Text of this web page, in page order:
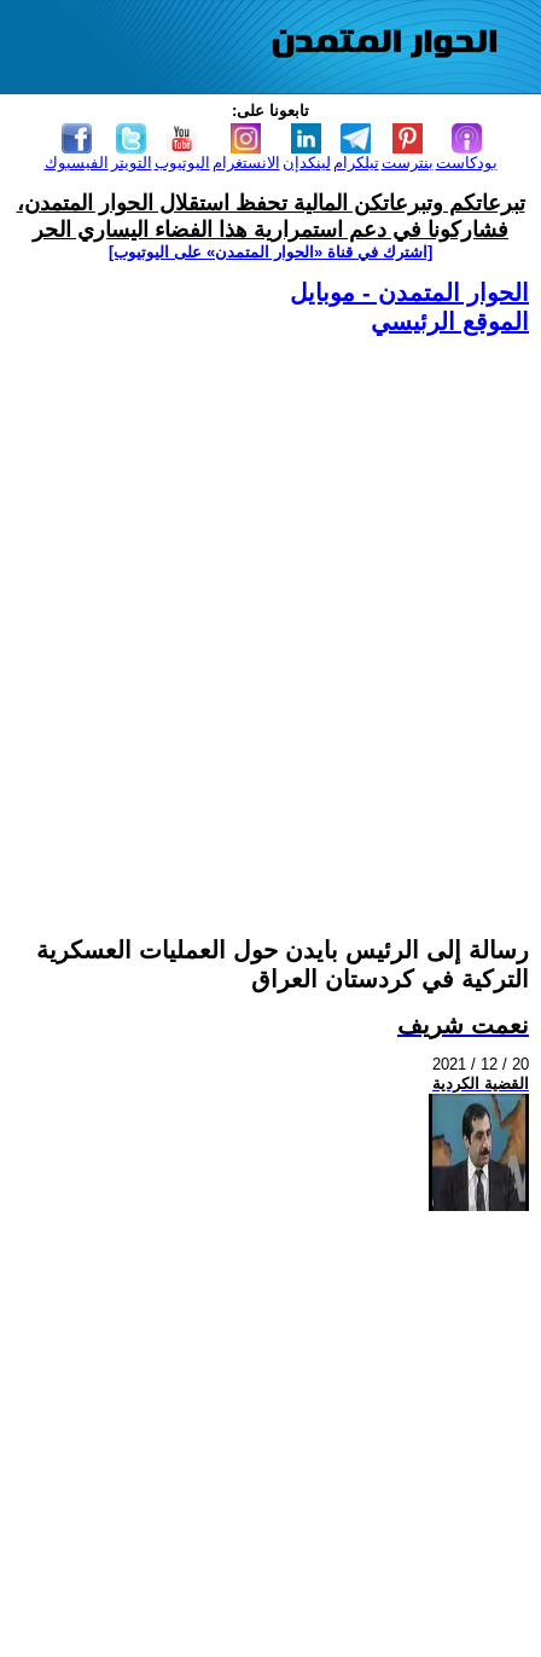
تابعونا على:
الفيسبوك التويتر اليوتيوب الانستغرام لينكدإن تيلكرامبنترست بودكاست
تبرعاتكم وتبرعاتكن المالية تحفظ استقلال الحوار المتمدن،
فشاركونا في دعم استمرارية هذا الفضاء اليساري الحر
[اشترك في قناة ‫«الحوار المتمدن» على اليوتيوب]
الحوار المتمدن - موبايل
الموقع الرئيسي
رسالة إلى الرئيس بايدن حول العمليات العسكرية
التركية في كردستان العراق
نعمت شريف
2021 / 12 / 20
القضية الكردية